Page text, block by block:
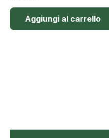
Aggiungi al carrello